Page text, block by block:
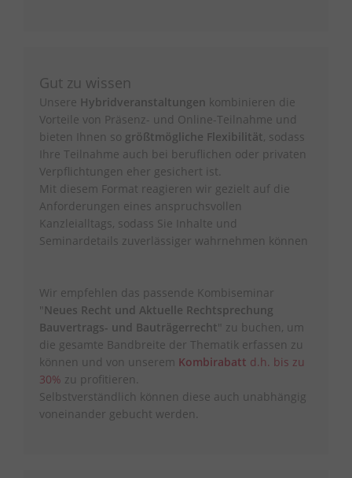
Gut zu wissen
Unsere Hybridveranstaltungen kombinieren die
Vorteile von Präsenz- und Online-Teilnahme und
bieten Ihnen so größtmögliche Flexibilität, sodass
Ihre Teilnahme auch bei beruflichen oder privaten
Verpflichtungen eher gesichert ist.
Mit diesem Format reagieren wir gezielt auf die
Anforderungen eines anspruchsvollen
Kanzleialltags, sodass Sie Inhalte und
Seminardetails zuverlässiger wahrnehmen können
Wir empfehlen das passende Kombiseminar
" Neues Recht und Aktuelle Rechtsprechung
Bauvertrags- und Bauträgerrecht" zu buchen, um
die gesamte Bandbreite der Thematik erfassen zu
können und von unserem Kombirabatt d.h. bis zu
30% zu profitieren.
Selbstverständlich können diese auch unabhängig
voneinander gebucht werden.